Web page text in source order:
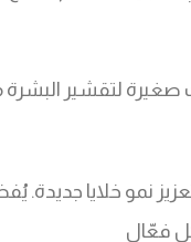
لتقشير البشرة
نمو خلايا جديدة.
فعّال